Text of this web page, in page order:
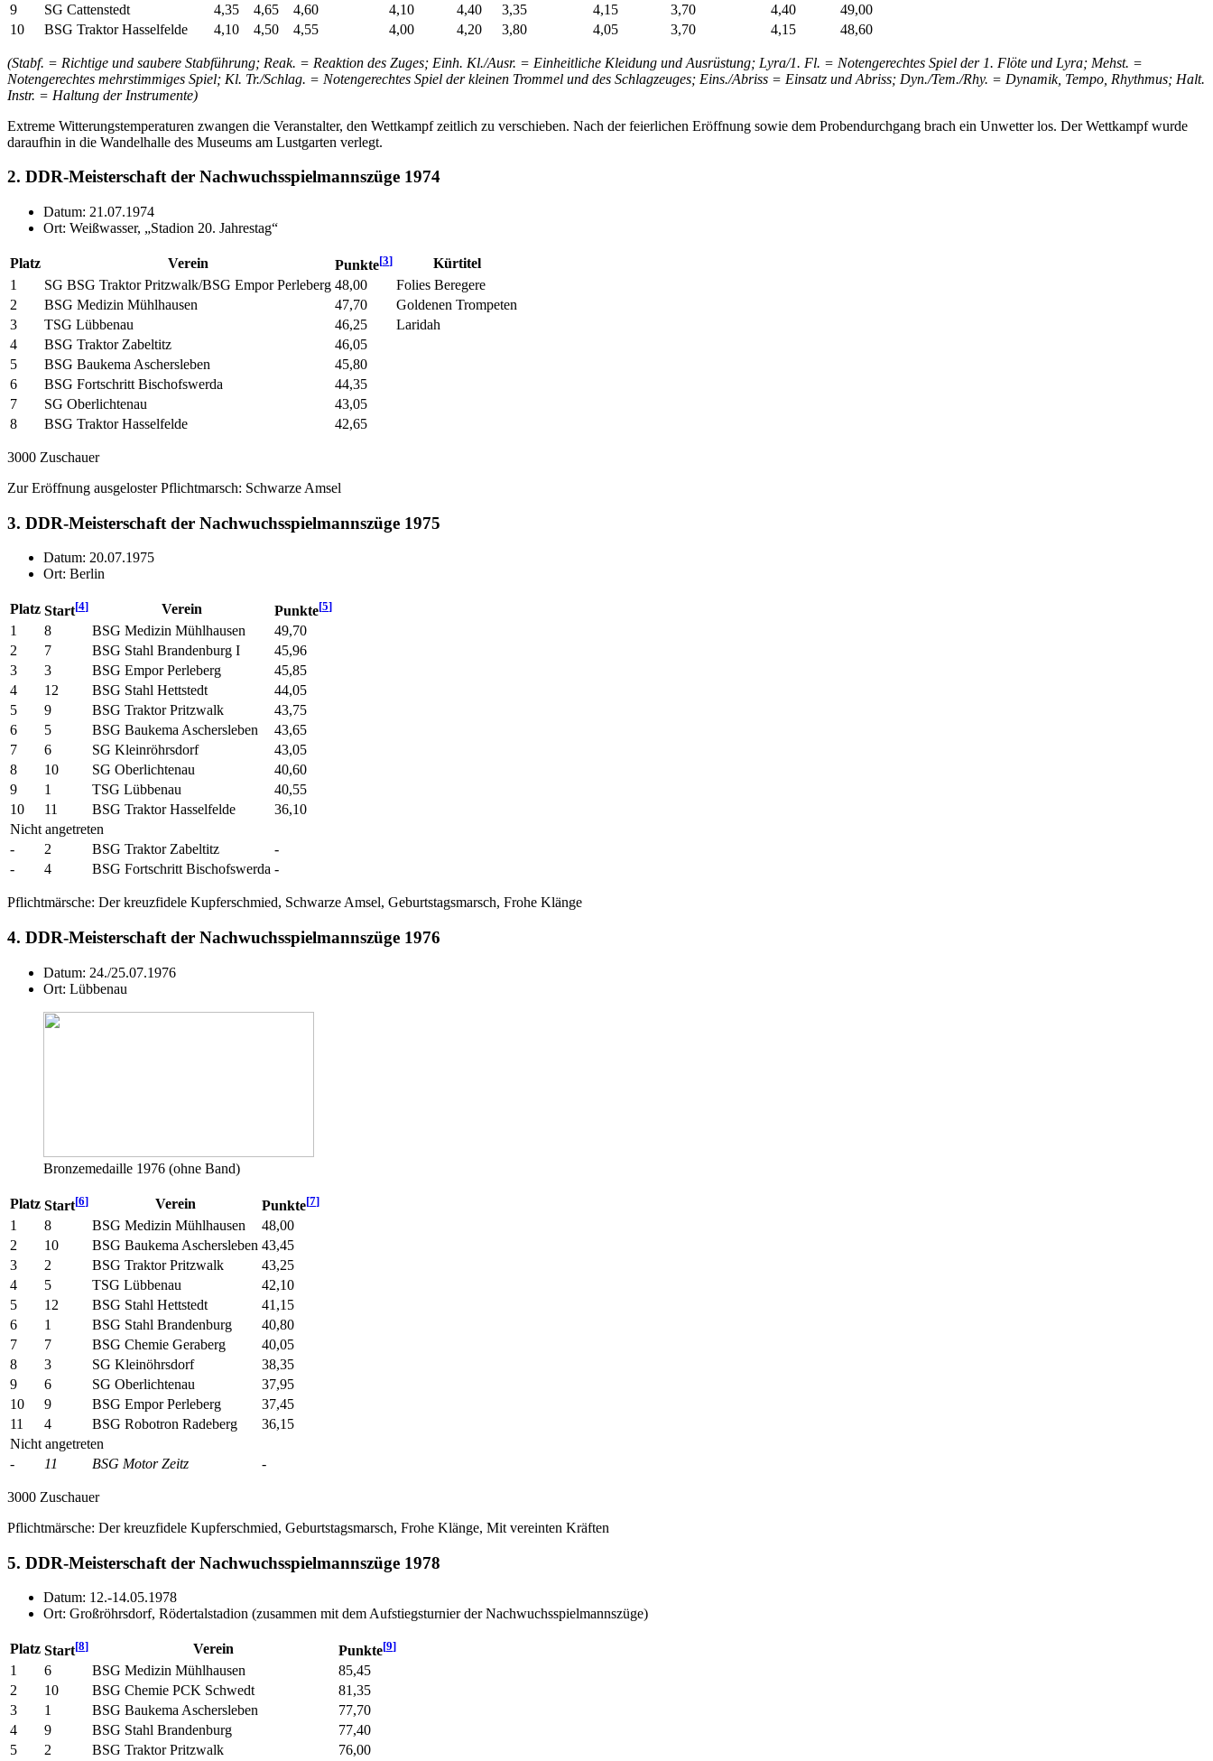
9
SG Cattenstedt 4,35 4,65 4,60 4,10 4,40 3,35 4,15 3,70 4,40
49,00
10
BSG Traktor Hasselfelde 4,10 4,50 4,55 4,00 4,20 3,80 4,05 3,70 4,15 48,60
(Stabf. = Richtige und saubere Stabführung; Reak. = Reaktion des Zuges; Einh. Kl./Ausr. = Einheitliche Kleidung und Ausrüstung; Lyra/1. Fl. = Notengerechtes Spiel der 1. Flöte und Lyra; Mehst. =
Notengerechtes mehrstimmiges Spiel; Kl. Tr./Schlag. = Notengerechtes Spiel der kleinen Trommel und des Schlagzeuges; Eins./Abriss = Einsatz und Abriss; Dyn./Tem./Rhy. = Dynamik, Tempo, Rhythmus; Halt.
Instr. = Haltung der Instrumente)
Extreme Witterungstemperaturen zwangen die Veranstalter, den Wettkampf zeitlich zu verschieben. Nach der feierlichen Eröffnung sowie dem Probendurchgang brach ein Unwetter los. Der Wettkampf wurde
daraufhin in die Wandelhalle des Museums am Lustgarten verlegt.
2. DDR-Meisterschaft der Nachwuchsspielmannszüge 1974
Datum: 21.07.1974
Ort: Weißwasser, „Stadion 20. Jahrestag“
Platz Verein Punkte[3]
Kürtitel
1
SG BSG Traktor Pritzwalk/BSG Empor Perleberg 48,00
Folies Beregere
2
BSG Medizin Mühlhausen 47,70
Goldenen Trompeten
3
TSG Lübbenau 46,25
Laridah
4
BSG Traktor Zabeltitz
46,05
5
BSG Baukema Aschersleben
45,80
6
BSG Fortschritt Bischofswerda
44,35
7
SG Oberlichtenau
43,05
8
BSG Traktor Hasselfelde 42,65
3000 Zuschauer
Zur Eröffnung ausgeloster Pflichtmarsch: Schwarze Amsel
3. DDR-Meisterschaft der Nachwuchsspielmannszüge 1975
Datum: 20.07.1975
Ort: Berlin
Platz Start[4] Verein Punkte[5]
1 8 BSG Medizin Mühlhausen
49,70
2
7 BSG Stahl Brandenburg I
45,96
3
3 BSG Empor Perleberg
45,85
4
12 BSG Stahl Hettstedt
44,05
5
9 BSG Traktor Pritzwalk
43,75
6
5 BSG Baukema Aschersleben
43,65
7
6 SG Kleinröhrsdorf
43,05
8
10 SG Oberlichtenau
40,60
9
1 TSG Lübbenau
40,55
10
11 BSG Traktor Hasselfelde
36,10
Nicht angetreten
-
2 BSG Traktor Zabeltitz
-
-
4 BSG Fortschritt Bischofswerda -
Pflichtmärsche: Der kreuzfidele Kupferschmied, Schwarze Amsel, Geburtstagsmarsch, Frohe Klänge
4. DDR-Meisterschaft der Nachwuchsspielmannszüge 1976
Datum: 24./25.07.1976
Ort: Lübbenau
Bronzemedaille 1976 (ohne Band)
Platz Start[6] Verein Punkte[7]
1 8 BSG Medizin Mühlhausen
48,00
2
10 BSG Baukema Aschersleben 43,45
3
2 BSG Traktor Pritzwalk
43,25
4
5 TSG Lübbenau
42,10
5
12 BSG Stahl Hettstedt
41,15
6
1 BSG Stahl Brandenburg
40,80
7
7 BSG Chemie Geraberg
40,05
8
3 SG Kleinöhrsdorf
38,35
9
6 SG Oberlichtenau
37,95
10
9 BSG Empor Perleberg
37,45
11
4 BSG Robotron Radeberg
36,15
Nicht angetreten
-
11 BSG Motor Zeitz -
3000 Zuschauer
Pflichtmärsche: Der kreuzfidele Kupferschmied, Geburtstagsmarsch, Frohe Klänge, Mit vereinten Kräften
5. DDR-Meisterschaft der Nachwuchsspielmannszüge 1978
Datum: 12.-14.05.1978
Ort: Großröhrsdorf, Rödertalstadion (zusammen mit dem Aufstiegsturnier der Nachwuchsspielmannszüge)
Platz Start[8] Verein Punkte[9]
1 6 BSG Medizin Mühlhausen
85,45
2
10 BSG Chemie PCK Schwedt
81,35
3
1 BSG Baukema Aschersleben
77,70
4
9 BSG Stahl Brandenburg
77,40
5
2 BSG Traktor Pritzwalk 76,00